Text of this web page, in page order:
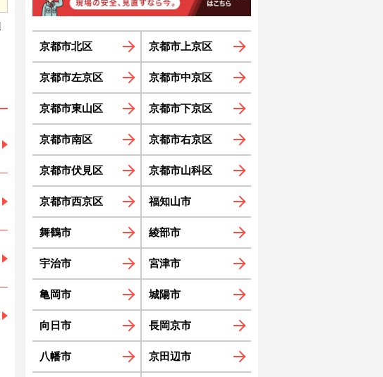
京都市北区 京都市上京区
京都市左京区 京都市中京区
京都市東山区 京都市下京区
京都市南区 京都市右京区
京都市伏見区 京都市山科区
京都市西京区 福知山市
舞鶴市 綾部市
宇治市 宮津市
亀岡市 城陽市
向日市 長岡京市
八幡市 京田辺市